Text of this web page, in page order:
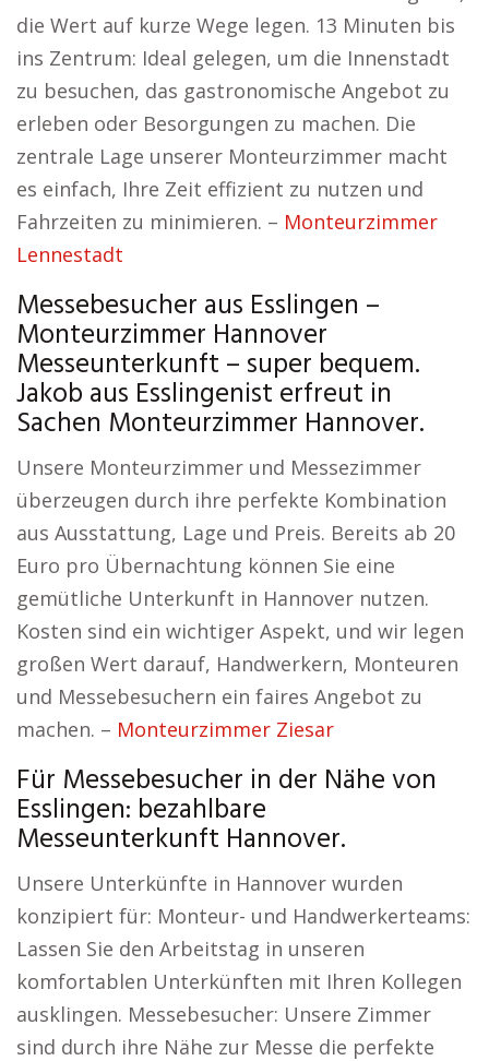
die Wert auf kurze Wege legen. 13 Minuten bis
ins Zentrum: Ideal gelegen, um die Innenstadt
zu besuchen, das gastronomische Angebot zu
erleben oder Besorgungen zu machen. Die
zentrale Lage unserer Monteurzimmer macht
es einfach, Ihre Zeit effizient zu nutzen und
Fahrzeiten zu minimieren. – Monteurzimmer
Lennestadt
Messebesucher aus Esslingen –
Monteurzimmer Hannover
Messeunterkunft – super bequem.
Jakob aus Esslingenist erfreut in
Sachen Monteurzimmer Hannover.
Unsere Monteurzimmer und Messezimmer
überzeugen durch ihre perfekte Kombination
aus Ausstattung, Lage und Preis. Bereits ab 20
Euro pro Übernachtung können Sie eine
gemütliche Unterkunft in Hannover nutzen.
Kosten sind ein wichtiger Aspekt, und wir legen
großen Wert darauf, Handwerkern, Monteuren
und Messebesuchern ein faires Angebot zu
machen. – Monteurzimmer Ziesar
Für Messebesucher in der Nähe von
Esslingen: bezahlbare
Messeunterkunft Hannover.
Unsere Unterkünfte in Hannover wurden
konzipiert für: Monteur- und Handwerkerteams:
Lassen Sie den Arbeitstag in unseren
komfortablen Unterkünften mit Ihren Kollegen
ausklingen. Messebesucher: Unsere Zimmer
sind durch ihre Nähe zur Messe die perfekte